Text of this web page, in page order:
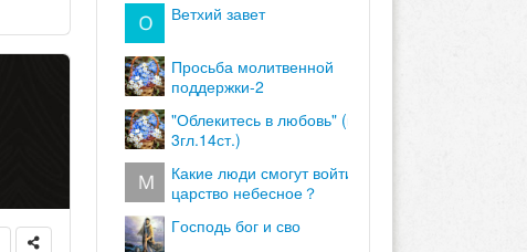
ветхий завет
просьба молитвенной
поддержки-2
"облекитесь в любовь" (кол.
3гл.14ст.)
какие люди смогут войти в
царство небесное？
господь бог и сво